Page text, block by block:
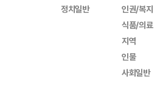
정치일반
인권/복지
식품/의료
지역
인물
사회일반